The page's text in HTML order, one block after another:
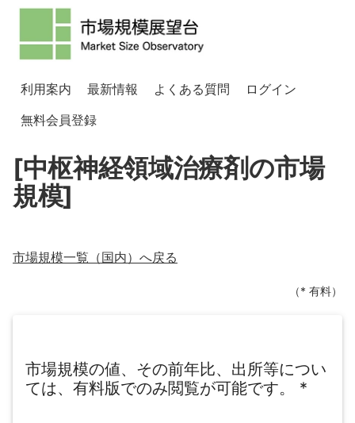
利用案内 最新情報 よくある質問
ログイン
無料会員登録
[中枢神経領域治療剤の市場
規模]
市場規模一覧（国内）へ戻る
（* 有料）
市場規模の値、その前年比、出所等につい
ては、有料版でのみ閲覧が可能です。
*